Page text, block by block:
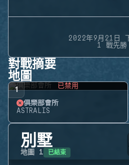
2022年9月21日
1 戰先勝
對戰摘要
地圖
1 已禁用
俱樂部會所
ASTRALIS
別墅
地圖 1 已結束